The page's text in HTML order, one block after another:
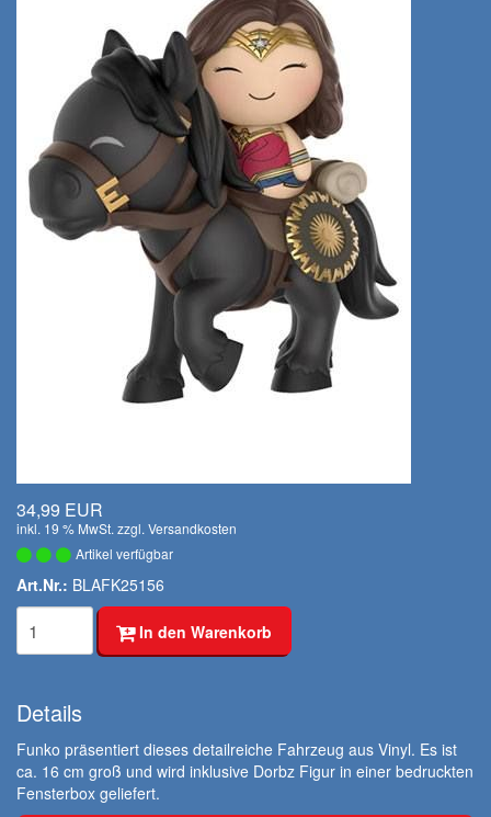
34,99 EUR
inkl. 19 % MwSt. zzgl. Versandkosten
Artikel verfügbar
Art.Nr.: BLAFK25156
In den Warenkorb
Details
Funko präsentiert dieses detailreiche Fahrzeug aus Vinyl. Es ist
ca. 16 cm groß und wird inklusive Dorbz Figur in einer bedruckten
Fensterbox geliefert.